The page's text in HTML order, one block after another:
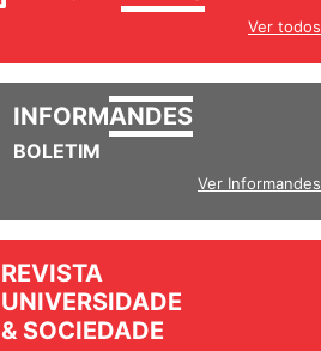
Ver todos
INFORMANDES
BOLETIM
Ver Informandes
REVISTA
UNIVERSIDADE
& SOCIEDADE